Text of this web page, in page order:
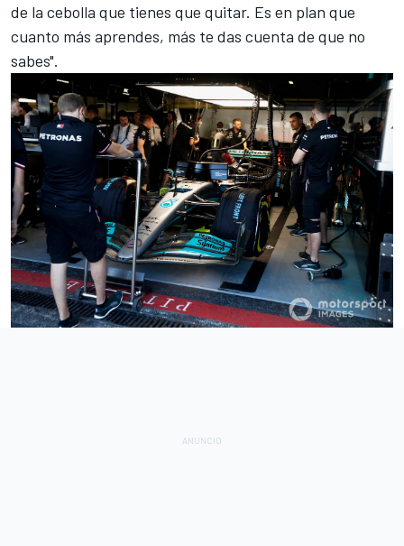
de la cebolla que tienes que quitar. Es en plan que
cuanto más aprendes, más te das cuenta de que no
sabes".